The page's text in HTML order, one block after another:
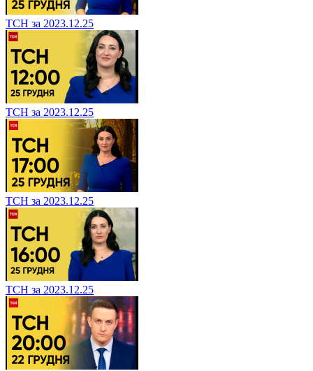
ТСН за 2023.12.25
ТСН за 2023.12.25
ТСН за 2023.12.25
ТСН за 2023.12.25